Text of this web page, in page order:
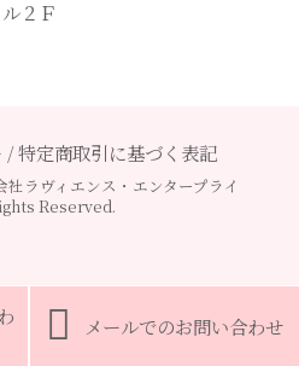
ル２Ｆ
/特定商取引に基づく表記
ラヴィエンス・エンタープライ
Reserved.
 メールでのお問い合わせ